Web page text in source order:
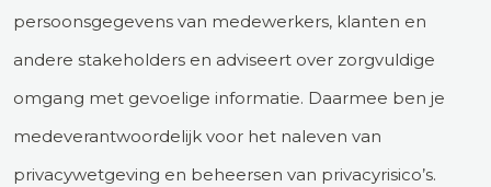
persoonsgegevens van medewerkers, klanten en
andere stakeholders en adviseert over zorgvuldige
omgang met gevoelige informatie. Daarmee ben je
medeverantwoordelijk voor het naleven van
privacywetgeving en beheersen van privacyrisico’s.